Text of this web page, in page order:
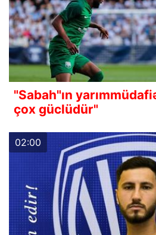
"Sabah"ın
çox güclüdür"
02:00